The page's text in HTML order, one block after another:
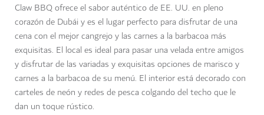
Claw BBQ ofrece el sabor auténtico de EE. UU. en pleno
corazón de Dubái y es el lugar perfecto para disfrutar de una
cena con el mejor cangrejo y las carnes a la barbacoa más
exquisitas. El local es ideal para pasar una velada entre amigos
y disfrutar de las variadas y exquisitas opciones de marisco y
carnes a la barbacoa de su menú. El interior está decorado con
carteles de neón y redes de pesca colgando del techo que le
dan un toque rústico.